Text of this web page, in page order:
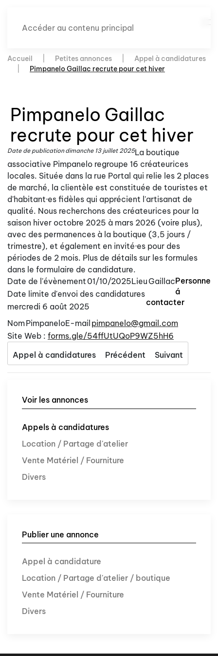
Accéder au contenu principal
Accueil Petites annonces
Appel à candidatures
Pimpanelo Gaillac recrute pour cet hiver
Pimpanelo Gaillac
recrute pour cet hiver
Date de publication dimanche 13 juillet 2025La boutique
associative Pimpanelo regroupe 16 créateurices
locales. Située dans la rue Portal qui relie les 2 places
de marché, la clientèle est constituée de touristes et
d'habitant·es fidèles qui apprécient l'artisanat de
qualité. Nous recherchons des créateurices pour la
saison hiver octobre 2025 à mars 2026 (voire plus),
avec des permanences à la boutique (3,5 jours /
trimestre), et également en invité·es pour des
périodes de 2 mois. Plus de détails sur les formules
dans le formulaire de candidature.
Date de l'évènement 01/10/2025Lieu Gaillac
Date limite d'envoi des candidatures
mercredi 6 août 2025
Personne
á
contacter
NomPimpaneloE-mail pimpanelo@gmail.com
Site Web : forms.gle/54ffUtUQoP9WZ5hH6
Appel à candidatures
Précédent Suivant
Voir les annonces
Appels à candidatures
Location / Partage d'atelier
Vente Matériel / Fourniture
Divers
Publier une annonce
Appel à candidature
Location / Partage d'atelier / boutique
Vente Matériel / Fourniture
Divers